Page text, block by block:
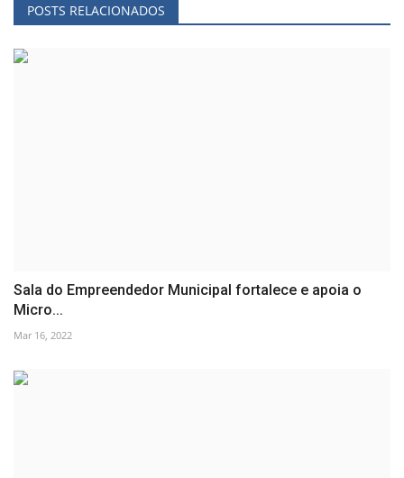
POSTS RELACIONADOS
Sala do Empreendedor Municipal fortalece e apoia o
Micro...
Mar 16, 2022